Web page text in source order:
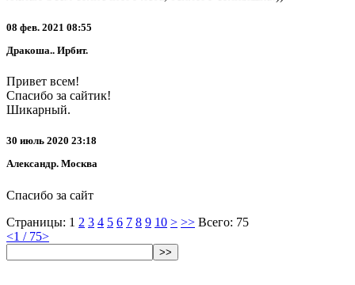
08 фев. 2021 08:55
Дракоша.. Ирбит.
Привет всем!
Спасибо за сайтик!
Шикарный.
30 июль 2020 23:18
Александр. Москва
Спасибо за сайт
Страницы: 1 2 3 4 5 6 7 8 9 10 > >> Всего: 75
<1 / 75>
>>